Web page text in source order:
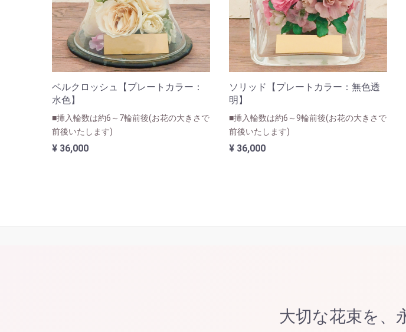
ベルクロッシュ【プレートカラー：
水色】
■挿入輪数は約6～7輪前後(お花の大きさで
前後いたします)
¥ 36,000
ソリッド【プレートカラー：無色透
明】
■挿入輪数は約6～9輪前後(お花の大きさで
前後いたします)
¥ 36,000
大切な花束を、